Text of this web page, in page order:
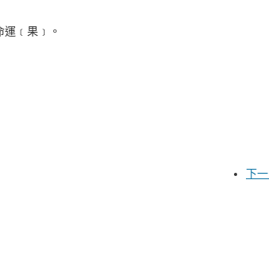
﹝果﹞。
下